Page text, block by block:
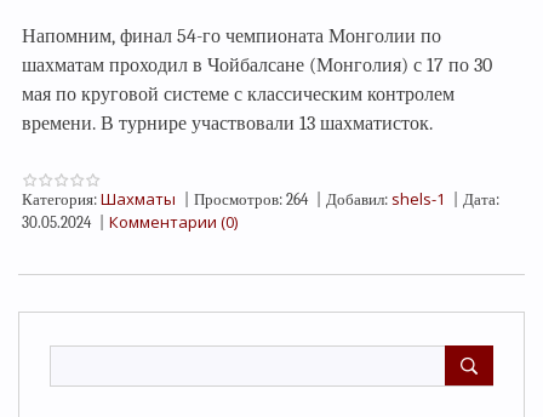
Напомним, финал 54-го чемпионата Монголии по
шахматам проходил в Чойбалсане (Монголия) с 17 по 30
мая по круговой системе с классическим контролем
времени. В турнире участвовали 13 шахматисток.
Категория: Шахматы Просмотров: 264 Добавил: shels-1
Дата:
30.05.2024
Комментарии (0)